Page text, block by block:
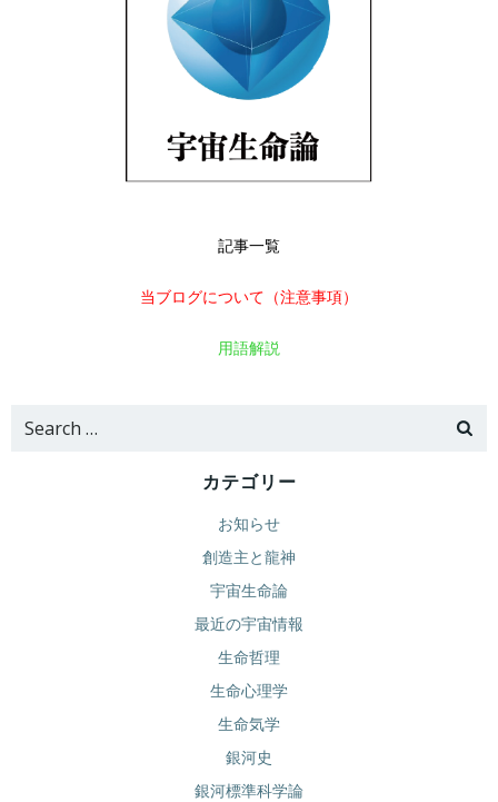
記事一覧
当ブログについて（注意事項）
用語解説
Search
カテゴリー
お知らせ
創造主と龍神
宇宙生命論
最近の宇宙情報
生命哲理
生命心理学
生命気学
銀河史
銀河標準科学論